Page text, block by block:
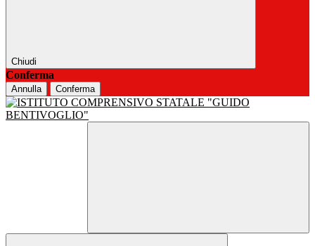
Chiudi
Conferma
Annulla Conferma